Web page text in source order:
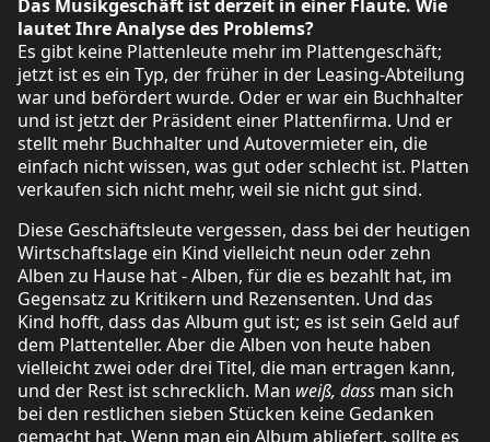
Das Musikgeschäft ist derzeit in einer Flaute. Wie
lautet Ihre Analyse des Problems?
Es gibt keine Plattenleute mehr im Plattengeschäft;
jetzt ist es ein Typ, der früher in der Leasing-Abteilung
war und befördert wurde. Oder er war ein Buchhalter
und ist jetzt der Präsident einer Plattenfirma. Und er
stellt mehr Buchhalter und Autovermieter ein, die
einfach nicht wissen, was gut oder schlecht ist. Platten
verkaufen sich nicht mehr, weil sie nicht gut sind.
Diese Geschäftsleute vergessen, dass bei der heutigen
Wirtschaftslage ein Kind vielleicht neun oder zehn
Alben zu Hause hat - Alben, für die es bezahlt hat, im
Gegensatz zu Kritikern und Rezensenten. Und das
Kind hofft, dass das Album gut ist; es ist sein Geld auf
dem Plattenteller. Aber die Alben von heute haben
vielleicht zwei oder drei Titel, die man ertragen kann,
und der Rest ist schrecklich. Man weiß, dass man sich
bei den restlichen sieben Stücken keine Gedanken
gemacht hat. Wenn man ein Album abliefert, sollte es